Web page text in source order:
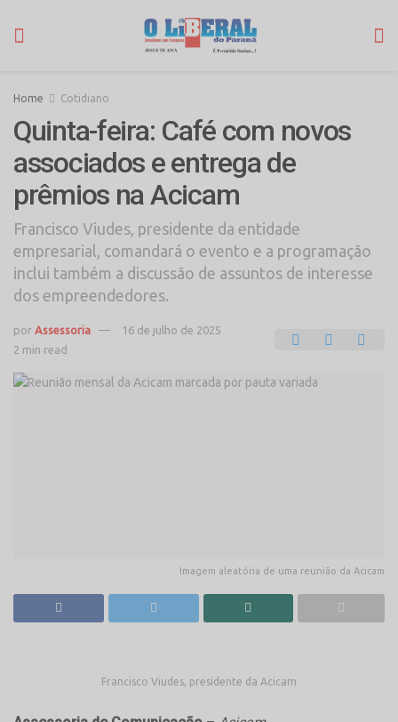
Home Cotidiano
Quinta-feira: Café com novos
associados e entrega de
prêmios na Acicam
Francisco Viudes, presidente da entidade
empresarial, comandará o evento e a programação
inclui também a discussão de assuntos de interesse
dos empreendedores.
por Assessoria
16 de julho de 2025
2 min read
Imagem aleatória de uma reunião da Acicam
Francisco Viudes, presidente da Acicam